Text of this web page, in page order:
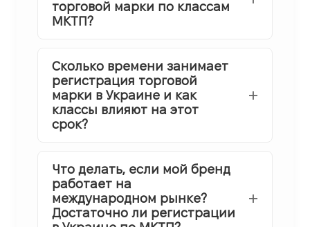
торговой марки по классам
МКТП?
Сколько времени занимает
регистрация торговой
марки в Украине и как
классы влияют на этот
срок?
Что делать, если мой бренд
работает на
международном рынке?
Достаточно ли регистрации